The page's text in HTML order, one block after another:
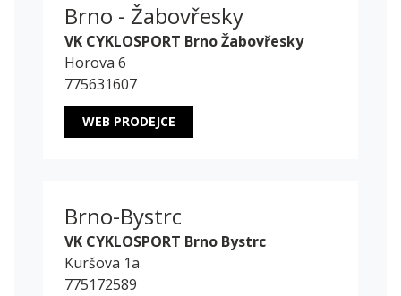
Brno - Žabovřesky
VK CYKLOSPORT Brno Žabovřesky
Horova 6
775631607
WEB PRODEJCE
Brno-Bystrc
VK CYKLOSPORT Brno Bystrc
Kuršova 1a
775172589